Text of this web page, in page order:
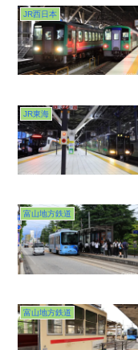
JR西日本
JR東海
富山地方鉄道
富山地方鉄道